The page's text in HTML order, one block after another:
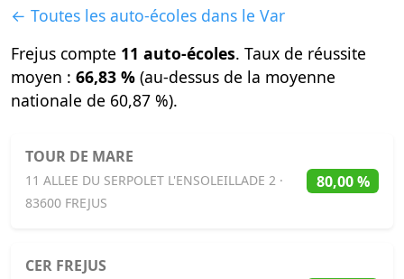
← Toutes les auto-écoles dans le Var
Frejus compte 11 auto-écoles. Taux de réussite
moyen : 66,83 % (au-dessus de la moyenne
nationale de 60,87 %).
TOUR DE MARE
11 ALLEE DU SERPOLET L'ENSOLEILLADE 2 ·
83600 FREJUS
80,00 %
CER FREJUS